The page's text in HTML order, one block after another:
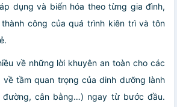
dụng và biến hóa theo từng gia đình,
công của quá trình kiên trì và tôn
về những lời khuyên an toàn cho các
tầm quan trọng của dinh dưỡng lành
đường, cân bằng…) ngay từ bước đầu.